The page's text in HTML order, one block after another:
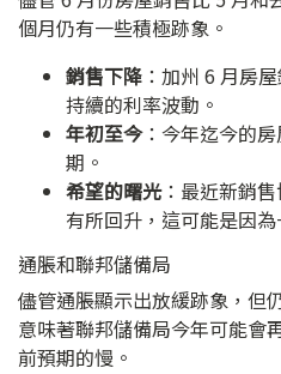
個月仍有一些積極跡象。
銷售下降 ：加州 6 月房
持續的利率波動。
年初至今：今年迄今的
期。
希望的曙光：最近新銷
有所回升，這可能是因
通脹和聯邦儲備局
儘管通脹顯示出放緩跡象，但
意味著聯邦儲備局今年可能會
前預期的慢。